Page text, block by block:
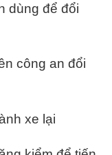
dùng để đổi
công an đổi
xe lại